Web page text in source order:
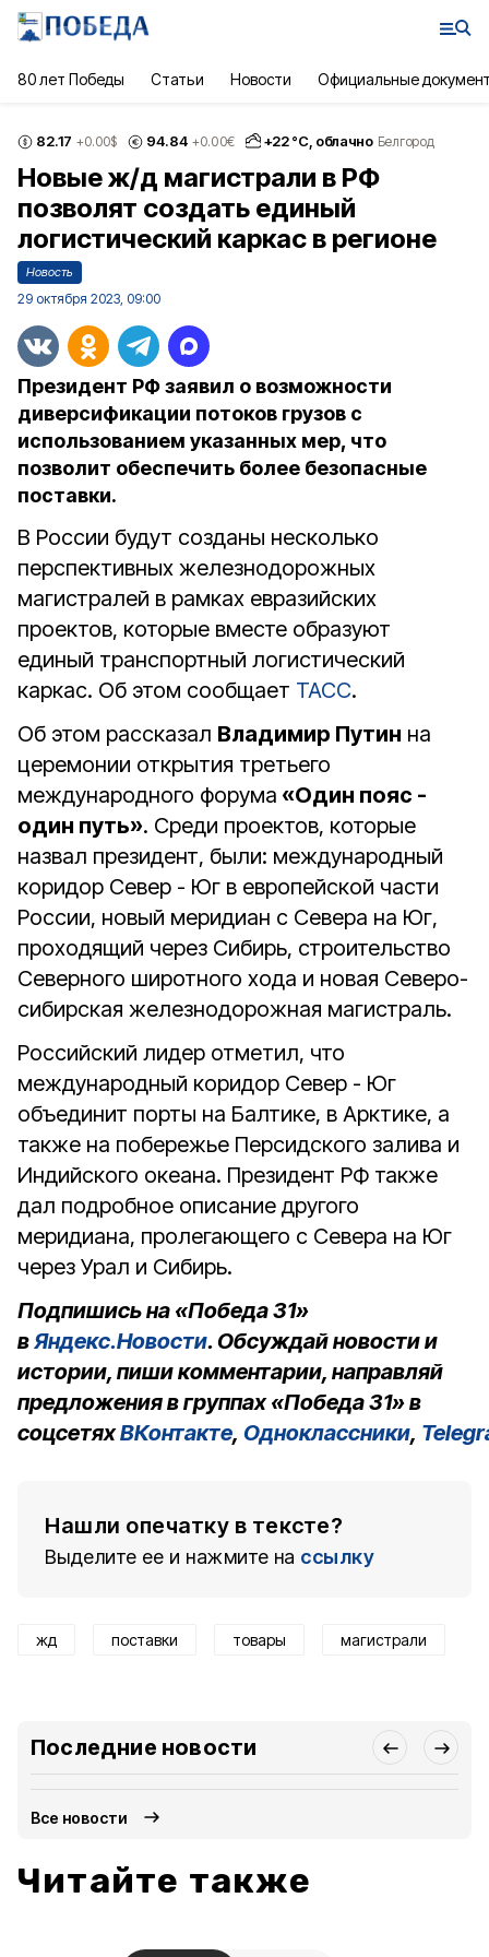
80 лет Победы Статьи Новости Официальные
82.17 +0.00$ 94.84 +0.00€ +22°С, облачно Белгород
Новые ж/д магистрали в РФ
позволят создать единый
логистический каркас в регионе
Новость
29 октября 2023, 09:00
Президент РФ заявил о возможности
диверсификации потоков грузов с
использованием указанных мер, что
позволит обеспечить более безопасные
поставки.
В России будут созданы несколько
перспективных железнодорожных
магистралей в рамках евразийских
проектов, которые вместе образуют
единый транспортный логистический
каркас. Об этом сообщает ТАСС.
Об этом рассказал Владимир Путин на
церемонии открытия третьего
международного форума «Один пояс -
один путь». Среди проектов, которые
назвал президент, были: международный
коридор Север - Юг в европейской части
России, новый меридиан с Севера на Юг,
проходящий через Сибирь, строительство
Северного широтного хода и новая Северо-
сибирская железнодорожная магистраль.
Российский лидер отметил, что
международный коридор Север - Юг
объединит порты на Балтике, в Арктике, а
также на побережье Персидского залива и
Индийского океана. Президент РФ также
дал подробное описание другого
меридиана, пролегающего с Севера на Юг
через Урал и Сибирь.
Подпишись на «Победа 31»
вЯндекс.Новости. Обсуждай новости и
истории, пиши комментарии, направляй
предложения в группах «Победа 31» в
соцсетяхВКонтакте, Одноклассники,
Нашли опечатку в тексте?
Выделите ее и нажмите на ссылку
жд поставки товары магистрали
Последние новости
Все новости
Читайте также